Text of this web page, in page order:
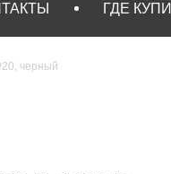
ГДЕ
черный